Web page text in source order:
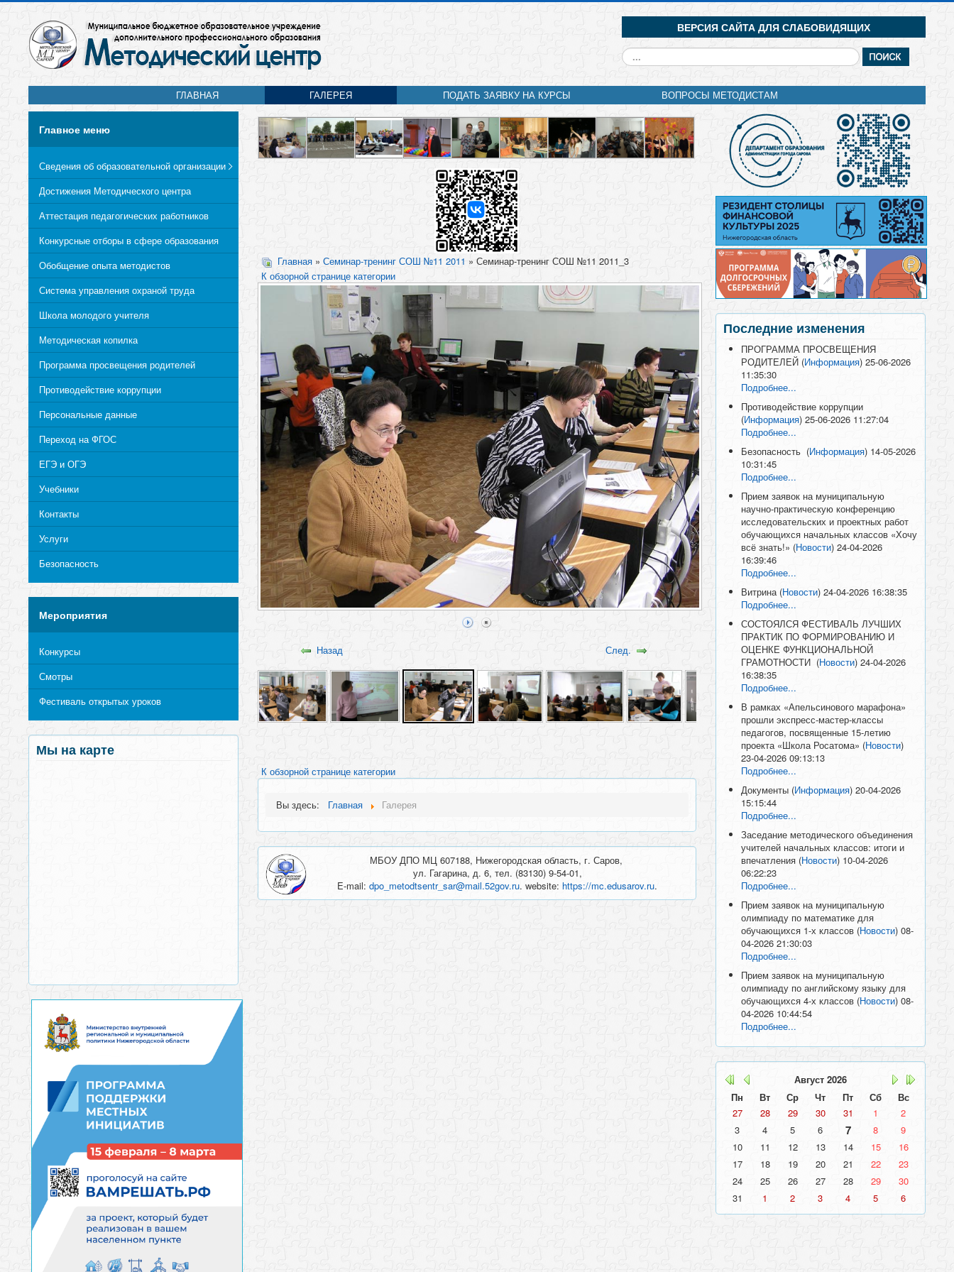
ВЕРСИЯ САЙТА ДЛЯ СЛАБОВИДЯЩИХ
Искать...
ГЛАВНАЯ ГАЛЕРЕЯ ПОДАТЬ ЗАЯВКУ НА КУРСЫ ВОПРОСЫ МЕТОДИСТАМ
Главное меню
Сведения об образовательной организации
Достижения Методического центра
Аттестация педагогических работников
Конкурсные отборы в сфере образования
Обобщение опыта методистов
Система управления охраной труда
Школа молодого учителя
Методическая копилка
Программа просвещения родителей
Противодействие коррупции
Персональные данные
Переход на ФГОС
ЕГЭ и ОГЭ
Учебники
Контакты
Услуги
Безопасность
Мероприятия
Конкурсы
Смотры
Фестиваль открытых уроков
Мы на карте
Главная» Семинар-тренинг СОШ №11 2011 » Семинар-тренинг СОШ №11 2011_3
К обзорной странице категории
Назад След.
К обзорной странице категории
Вы здесь: Главная Галерея
МБОУ ДПО МЦ 607188, Нижегородская область, г. Саров,
ул. Гагарина, д. 6, тел. (83130) 9-54-01,
E-mail:dpo_metodtsentr_sar@mail.52gov.ru. website:https://mc.edusarov.ru.
Последние изменения
ПРОГРАММА ПРОСВЕЩЕНИЯ
РОДИТЕЛЕЙ (Информация)25-06-2026
11:35:30
Подробнее...
Противодействие коррупции
(Информация)25-06-2026 11:27:04
Подробнее...
Безопасность (Информация) 14-05-2026
10:31:45
Подробнее...
Прием заявок на муниципальную
научно-практическую конференцию
исследовательских и проектных работ
обучающихся начальных классов «Хочу
всё знать!» (Новости)24-04-2026
16:39:46
Подробнее...
Витрина (Новости)24-04-2026 16:38:35
Подробнее...
СОСТОЯЛСЯ ФЕСТИВАЛЬ ЛУЧШИХ
ПРАКТИК ПО ФОРМИРОВАНИЮ И
ОЦЕНКЕ ФУНКЦИОНАЛЬНОЙ
ГРАМОТНОСТИ (Новости)24-04-2026
16:38:35
Подробнее...
В рамках «Апельсинового марафона»
прошли экспресс-мастер-классы
педагогов, посвященные 15-летию
проекта «Школа Росатома» (Новости)
23-04-2026 09:13:13
Подробнее...
Документы (Информация)20-04-2026
15:15:44
Подробнее...
Заседание методического объединения
учителей начальных классов: итоги и
впечатления (Новости) 10-04-2026
06:22:23
Подробнее...
Прием заявок на муниципальную
олимпиаду по математике для
обучающихся 1-х классов (Новости)08-
04-2026 21:30:03
Подробнее...
Прием заявок на муниципальную
олимпиаду по английскому языку для
обучающихся 4-х классов (Новости)08-
04-2026 10:44:54
Подробнее...
Август 2026
Пн
Вт Ср Чт Пт Сб
Вс
27
28 29 30 31 1
2
3
4 5 6 7 8
9
10
11 12 13 14 15
16
17
18 19 20 21 22
23
24
25 26 27 28 29
30
31
1 2 3 4 5 6